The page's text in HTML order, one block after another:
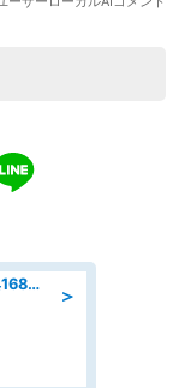
＞
経験者急募!時給2,100円、入社特典168万円の自動車製造業務/トヨタ自動車/tutumi